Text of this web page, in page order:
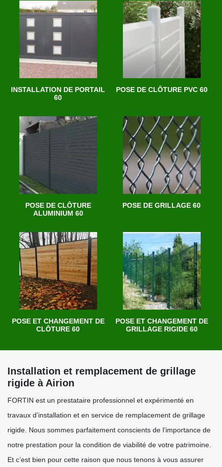
INSTALLATION DE PORTAIL
60
POSE DE CLÔTURE PVC 60
POSE DE CLÔTURE
ALUMINIUM 60
POSE DE GRILLAGE 60
POSE ET CHANGEMENT DE
CLÔTURE 60
POSE ET CHANGEMENT DE
GRILLAGE RIGIDE 60
Installation et remplacement de grillage
rigide à Airion
FORTIN est un prestataire professionnel et expérimenté en
travaux d’installation et en service de remplacement de grillage
rigide. Nous sommes parfaitement conscients de l’importance de
notre prestation pour la condition de viabilité de votre patrimoine.
Et c’est bien pour cette raison que nous tenons à vous assurer